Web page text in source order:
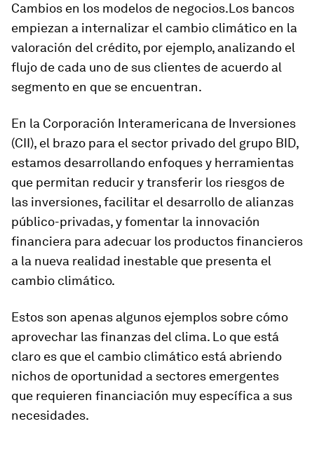
Cambios en los modelos de negocios.Los bancos
empiezan a internalizar el cambio climático en la
valoración del crédito, por ejemplo, analizando el
flujo de cada uno de sus clientes de acuerdo al
segmento en que se encuentran.
En la Corporación Interamericana de Inversiones
(CII), el brazo para el sector privado del grupo BID,
estamos desarrollando enfoques y herramientas
que permitan reducir y transferir los riesgos de
las inversiones, facilitar el desarrollo de alianzas
público-privadas, y fomentar la innovación
financiera para adecuar los productos financieros
a la nueva realidad inestable que presenta el
cambio climático.
Estos son apenas algunos ejemplos sobre cómo
aprovechar las finanzas del clima. Lo que está
claro es que el cambio climático está abriendo
nichos de oportunidad a sectores emergentes
que requieren financiación muy específica a sus
necesidades.